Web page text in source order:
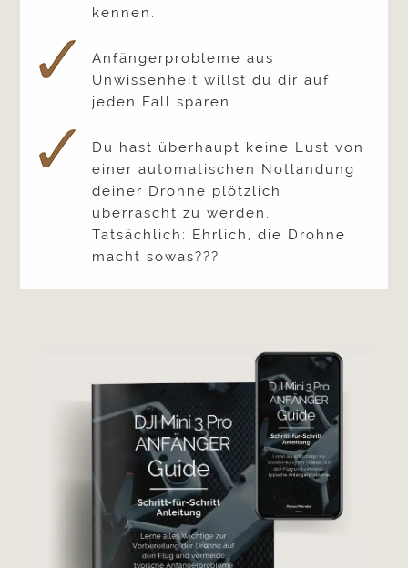
kennen.
Anfängerprobleme aus
Unwissenheit willst du dir auf
jeden Fall sparen.
Du hast überhaupt keine Lust von
einer automatischen Notlandung
deiner Drohne plötzlich
überrascht zu werden.
Tatsächlich: Ehrlich, die Drohne
macht sowas???